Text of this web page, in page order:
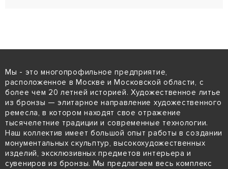
Мы - это многопрофильное предприятие,
расположенное в Москве и Московской области, с
более чем 20 летней историей. Художественное литье
из бронзы — элитарное направление художественного
ремесла, в котором находят свое отражение
тысячелетние традиции и современные технологии.
Наш коллектив имеет большой опыт работы в создании
монументальных скульптур, высокохудожественных
изделий, эксклюзивных предметов интерьера и
сувениров из бронзы. Мы предлагаем весь комплекс